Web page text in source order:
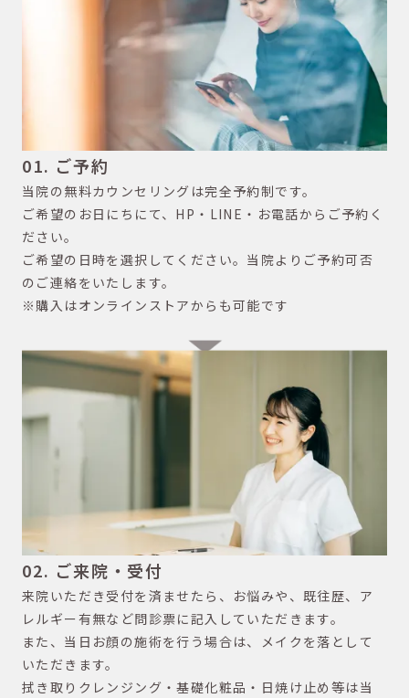
01. ご予約
当院の無料カウンセリングは完全予約制です。
ご希望のお日にちにて、HP・LINE・お電話からご予約く
ださい。
ご希望の日時を選択してください。当院よりご予約可否
のご連絡をいたします。
※購入はオンラインストアからも可能です
02. ご来院・受付
来院いただき受付を済ませたら、お悩みや、既往歴、ア
レルギー有無など問診票に記入していただきます。
また、当日お顔の施術を行う場合は、メイクを落として
いただきます。
拭き取りクレンジング・基礎化粧品・日焼け止め等は当